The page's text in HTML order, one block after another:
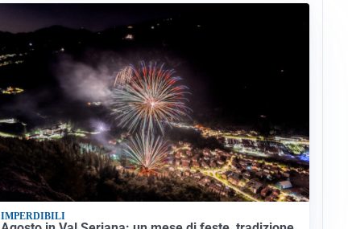
IMPERDIBILI